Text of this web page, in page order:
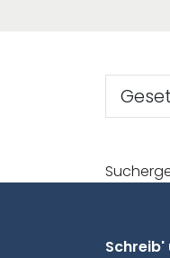
Schreib'